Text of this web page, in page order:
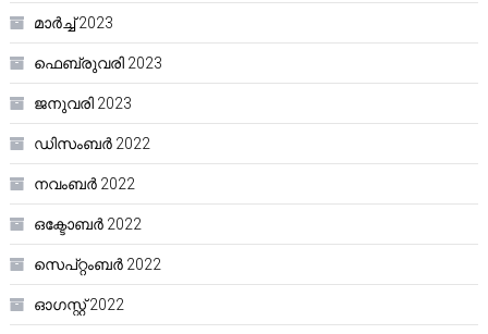
മാർച്ച്‌ 2023
ഫെബ്രുവരി 2023
ജനുവരി 2023
ഡിസംബർ 2022
നവംബർ 2022
ഒക്ടോബർ 2022
സെപ്റ്റംബർ 2022
ഓഗസ്റ്റ്‌ 2022